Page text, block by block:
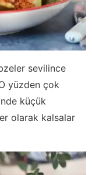
sevilince
yüzden çok
küçük
olarak kalsalar